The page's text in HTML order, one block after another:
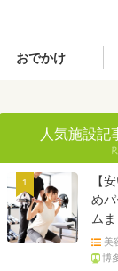
おでかけ
人気施設記
1
【
め
ム
美
博